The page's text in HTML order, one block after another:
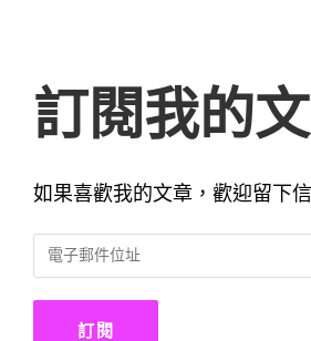
訂閱我的
如果喜歡我的文章，歡迎留下
子
郵
訂閱